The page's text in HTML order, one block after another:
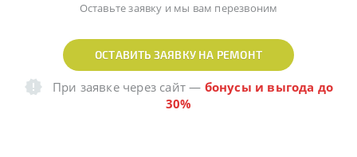
Оставьте заявку и мы вам перезвоним
ОСТАВИТЬ ЗАЯВКУ НА РЕМОНТ
При заявке через сайт— бонусы и выгода до
30%